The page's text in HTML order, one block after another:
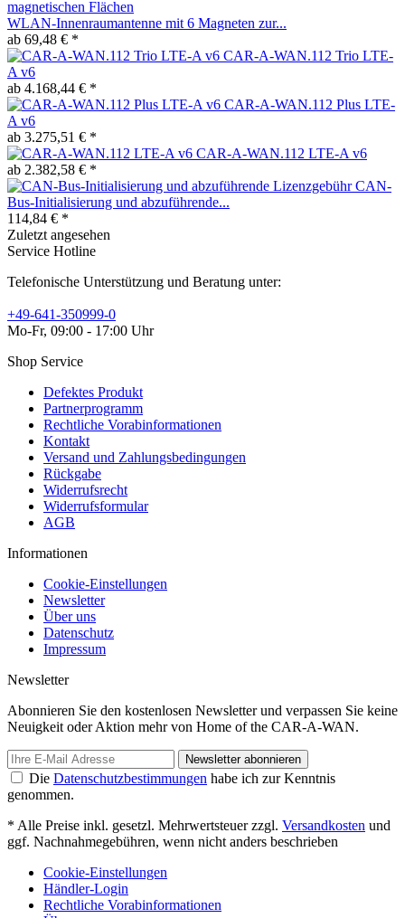
WLAN-Innenraumantenne mit 6 Magneten zur...
ab 69,48 € *
CAR-A-WAN.112 Trio LTE-
A v6
ab 4.168,44 € *
CAR-A-WAN.112 Plus LTE-
A v6
ab 3.275,51 € *
CAR-A-WAN.112 LTE-A v6
ab 2.382,58 € *
CAN-
Bus-Initialisierung und abzuführende...
114,84 € *
Zuletzt angesehen
Service Hotline
Telefonische Unterstützung und Beratung unter:
+49-641-350999-0
Mo-Fr, 09:00 - 17:00 Uhr
Shop Service
Defektes Produkt
Partnerprogramm
Rechtliche Vorabinformationen
Kontakt
Versand und Zahlungsbedingungen
Rückgabe
Widerrufsrecht
Widerrufsformular
AGB
Informationen
Cookie-Einstellungen
Newsletter
Über uns
Datenschutz
Impressum
Newsletter
Abonnieren Sie den kostenlosen Newsletter und verpassen Sie keine
Neuigkeit oder Aktion mehr von Home of the CAR-A-WAN.
Newsletter abonnieren
Die Datenschutzbestimmungen habe ich zur Kenntnis
genommen.
* Alle Preise inkl. gesetzl. Mehrwertsteuer zzgl. Versandkosten und
ggf. Nachnahmegebühren, wenn nicht anders beschrieben
Cookie-Einstellungen
Händler-Login
Rechtliche Vorabinformationen